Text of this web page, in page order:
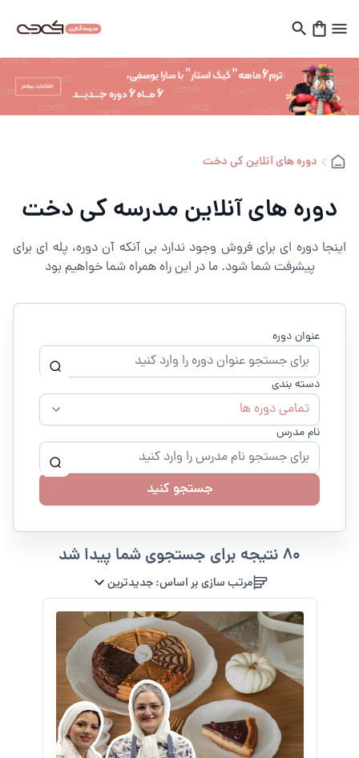
دوره های آنلاین کی دخت
دوره های آنلاین مدرسه کی دخت
اینجا دوره ای برای فروش وجود ندارد بی آنکه آن دوره، پله ای برای
پیشرفت شما شود. ما در این راه همراه شما خواهیم بود
عنوان دوره
دسته بندی
تمامی دوره ها
نام مدرس
جستجو کنید
80 نتیجه برای جستجوی شما پیدا شد
مرتب سازی بر اساس:جدیدترین